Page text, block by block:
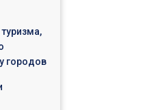
городов